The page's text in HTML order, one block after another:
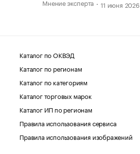
Мнение эксперта 11 июня 2026
Каталог по ОКВЭД
Каталог по регионам
Каталог по категориям
Каталог торговых марок
Каталог ИП по регионам
Правила использования сервиса
Правила использования изображений